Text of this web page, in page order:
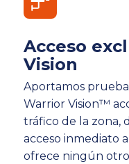
Acceso
Vision
Aportamos
Warrior Vision™
tráfico de la zona,
acceso inmediato
ofrece ningún